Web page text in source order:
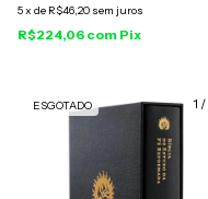
5x de R$46,20 sem juros
R$224,06 com Pix
1 /
ESGOTADO